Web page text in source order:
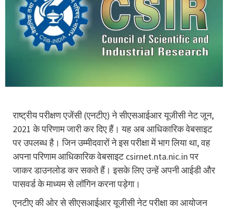
राष्ट्रीय परीक्षण एजेंसी (एनटीए) ने सीएसआईआर यूजीसी नेट जून,
2021 के परिणाम जारी कर दिए हैं। यह अब आधिकारिक वेबसाइट
पर उपलब्ध है। जिन उम्मीदवारों ने इस परीक्षा में भाग लिया था, वह
अपना परिणाम आधिकारिक वेबसाइट csirnet.nta.nic.in पर
जाकर डाउनलोड कर सकते हैं। इसके लिए उन्हें अपनी आईडी और
पासवर्ड के माध्यम से लॉगिन करना पड़ेगा।
एनटीए की ओर से सीएसआईआर यूजीसी नेट परीक्षा का आयोजन